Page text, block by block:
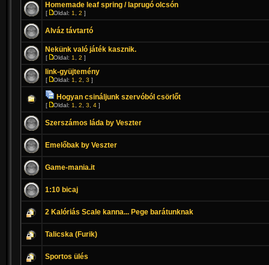
Homemade leaf spring / laprugó olcsón
[ Oldal: 1 2 ]
Alváz távtartó
Nekünk való játék kasznik.
[ Oldal: 1 2 ]
link-gyüjtemény
[ Oldal: 1 2 3 ]
Hogyan csináljunk szervóból csörlőt
[ Oldal: 1 2 3 4 ]
Szerszámos láda by Veszter
Emelőbak by Veszter
Game-mania.it
1:10 bicaj
2 Kalóriás Scale kanna... Pege barátunknak
Talicska (Furik)
Sportos ülés